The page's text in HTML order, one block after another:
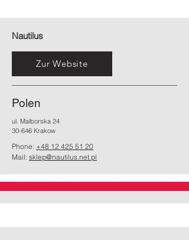
Nautilus
Zur Website
Polen
ul. Malborska 24
30-646 Krakow
Phone: +48 12 425 51 20
Mail: sklep@nautilus.net.pl